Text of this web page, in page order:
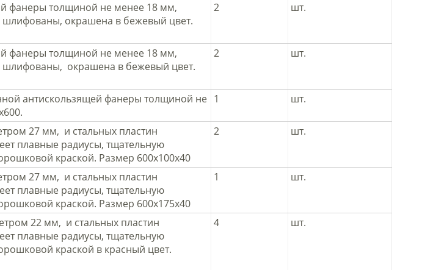
фанеры толщиной не менее 18 мм,
окрашена в бежевый цвет.
2 шт.
фанеры толщиной не менее 18 мм,
окрашена в бежевый цвет.
2 шт.
антискользящей фанеры толщиной не 1 шт.
27 мм, и стальных пластин
плавные радиусы, тщательную
краской. Размер 600х100х40
2 шт.
27 мм, и стальных пластин
плавные радиусы, тщательную
краской. Размер 600х175х40
1 шт.
22 мм, и стальных пластин
плавные радиусы, тщательную
краской в красный цвет.
4 шт.